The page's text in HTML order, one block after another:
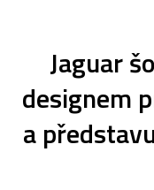
Jaguar
designem
a